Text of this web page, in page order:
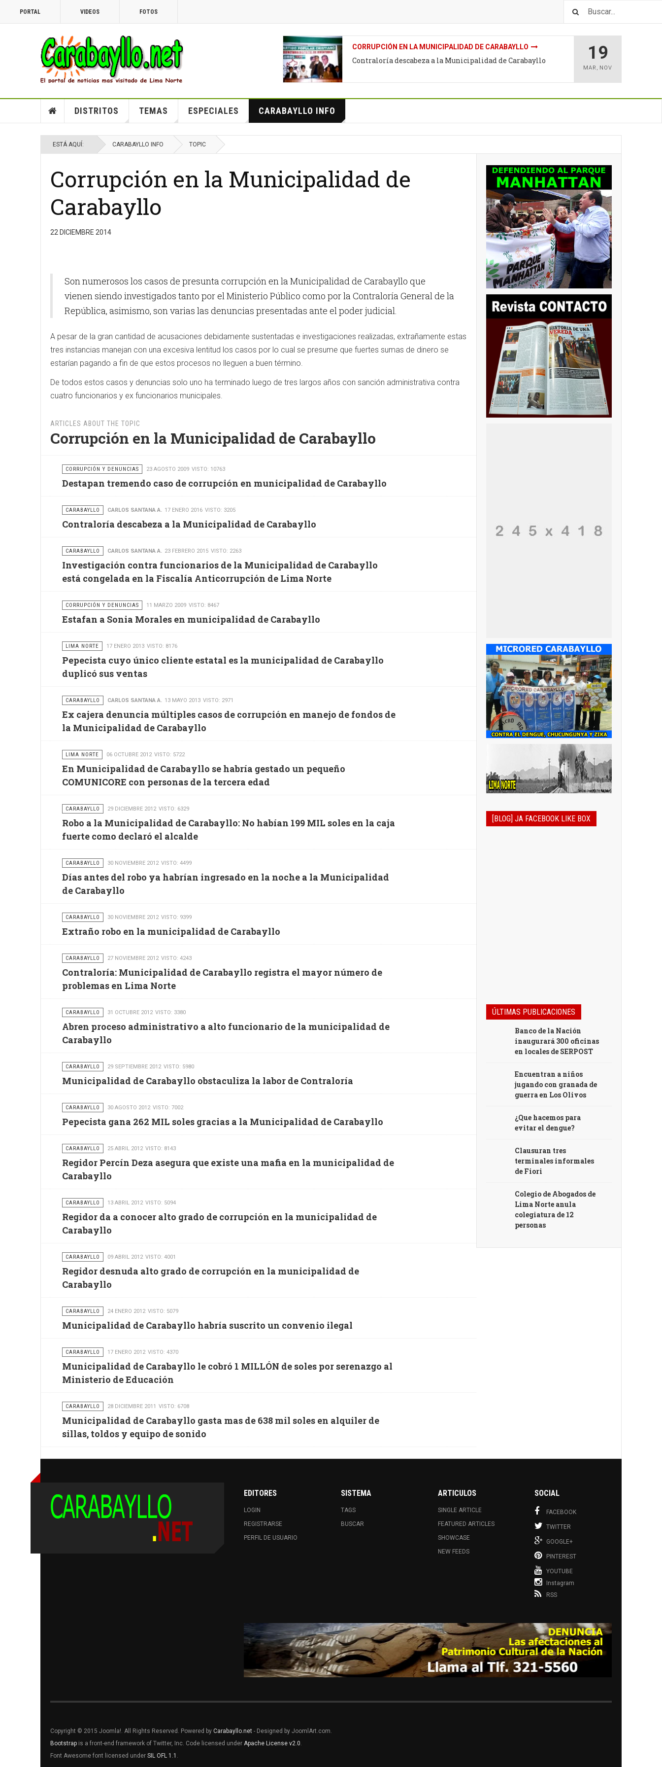
PORTAL VIDEOS FOTOS
CORRUPCIÓN EN LA MUNICIPALIDAD DE CARABAYLLO
Contraloría descabeza a la Municipalidad de Carabayllo 19
MAR , NOV
DISTRITOS TEMAS ESPECIALES CARABAYLLO INFO
ESTÁ AQUÍ: CARABAYLLO INFO TOPIC
Corrupción en la Municipalidad de
Carabayllo
22 DICIEMBRE 2014
Son numerosos los casos de presunta corrupción en la Municipalidad de Carabayllo que
vienen siendo investigados tanto por el Ministerio Público como por la Contraloría General de la
República, asimismo, son varias las denuncias presentadas ante el poder judicial.
A pesar de la gran cantidad de acusaciones debidamente sustentadas e investigaciones realizadas, extrañamente estas
tres instancias manejan con una excesiva lentitud los casos por lo cual se presume que fuertes sumas de dinero se
estarían pagando a fin de que estos procesos no lleguen a buen término.
De todos estos casos y denuncias solo uno ha terminado luego de tres largos años con sanción administrativa contra
cuatro funcionarios y ex funcionarios municipales.
ARTICLES ABOUT THE TOPIC
Corrupción en la Municipalidad de Carabayllo
CORRUPCIÓN Y DENUNCIAS 23 AGOSTO 2009 VISTO: 10763
Destapan tremendo caso de corrupción en municipalidad de Carabayllo
CARABAYLLO CARLOS SANTANA A. 17 ENERO 2016 VISTO: 3205
Contraloría descabeza a la Municipalidad de Carabayllo
CARABAYLLO CARLOS SANTANA A. 23 FEBRERO 2015 VISTO: 2263
Investigación contra funcionarios de la Municipalidad de Carabayllo
está congelada en la Fiscalía Anticorrupción de Lima Norte
CORRUPCIÓN Y DENUNCIAS 11 MARZO 2009 VISTO: 8467
Estafan a Sonia Morales en municipalidad de Carabayllo
LIMA NORTE 17 ENERO 2013 VISTO: 8176
Pepecista cuyo único cliente estatal es la municipalidad de Carabayllo
duplicó sus ventas
CARABAYLLO CARLOS SANTANA A. 13 MAYO 2013 VISTO: 2971
Ex cajera denuncia múltiples casos de corrupción en manejo de fondos de
la Municipalidad de Carabayllo
LIMA NORTE 06 OCTUBRE 2012 VISTO: 5722
En Municipalidad de Carabayllo se habría gestado un pequeño
COMUNICORE con personas de la tercera edad
CARABAYLLO 29 DICIEMBRE 2012 VISTO: 6329
Robo a la Municipalidad de Carabayllo: No habían 199 MIL soles en la caja
fuerte como declaró el alcalde
CARABAYLLO 30 NOVIEMBRE 2012 VISTO: 4499
Días antes del robo ya habrían ingresado en la noche a la Municipalidad
de Carabayllo
CARABAYLLO 30 NOVIEMBRE 2012 VISTO: 9399
Extraño robo en la municipalidad de Carabayllo
CARABAYLLO 27 NOVIEMBRE 2012 VISTO: 4243
Contraloría: Municipalidad de Carabayllo registra el mayor número de
problemas en Lima Norte
CARABAYLLO 31 OCTUBRE 2012 VISTO: 3380
Abren proceso administrativo a alto funcionario de la municipalidad de
Carabayllo
CARABAYLLO 29 SEPTIEMBRE 2012 VISTO: 5980
Municipalidad de Carabayllo obstaculiza la labor de Contraloría
CARABAYLLO 30 AGOSTO 2012 VISTO: 7002
Pepecista gana 262 MIL soles gracias a la Municipalidad de Carabayllo
CARABAYLLO 25 ABRIL 2012 VISTO: 8143
Regidor Percín Deza asegura que existe una mafia en la municipalidad de
Carabayllo
CARABAYLLO 13 ABRIL 2012 VISTO: 5094
Regidor da a conocer alto grado de corrupción en la municipalidad de
Carabayllo
CARABAYLLO 09 ABRIL 2012 VISTO: 4001
Regidor desnuda alto grado de corrupción en la municipalidad de
Carabayllo
CARABAYLLO 24 ENERO 2012 VISTO: 5079
Municipalidad de Carabayllo habría suscrito un convenio ilegal
CARABAYLLO 17 ENERO 2012 VISTO: 4370
Municipalidad de Carabayllo le cobró 1 MILLÓN de soles por serenazgo al
Ministerio de Educación
CARABAYLLO 28 DICIEMBRE 2011 VISTO: 6708
Municipalidad de Carabayllo gasta mas de 638 mil soles en alquiler de
sillas, toldos y equipo de sonido
[BLOG] JA FACEBOOK LIKE BOX
ÚLTIMAS PUBLICACIONES
Banco de la Nación
inaugurará 300 oficinas
en locales de SERPOST
Encuentran a niños
jugando con granada de
guerra en Los Olivos
¿Que hacemos para
evitar el dengue?
Clausuran tres
terminales informales
de Fiori
Colegio de Abogados de
Lima Norte anula
colegiatura de 12
personas
EDITORES
LOGIN
REGISTRARSE
PERFIL DE USUARIO
SISTEMA
TAGS
BUSCAR
ARTICULOS
SINGLE ARTICLE
FEATURED ARTICLES
SHOWCASE
NEW FEEDS
SOCIAL
FACEBOOK
TWITTER
GOOGLE+
PINTEREST
YOUTUBE
Instagram
RSS
Copyright © 2015 Joomla!. All Rights Reserved. Powered by Carabayllo.net - Designed by JoomlArt.com.
Bootstrap is a front-end framework of Twitter, Inc. Code licensed under Apache License v2.0.
Font Awesome font licensed under SIL OFL 1.1 .